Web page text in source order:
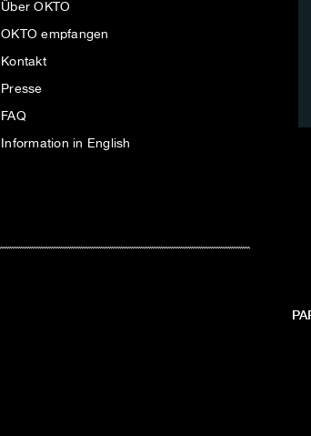
Über OKTO
OKTO empfangen
Kontakt
Presse
FAQ
Information in English